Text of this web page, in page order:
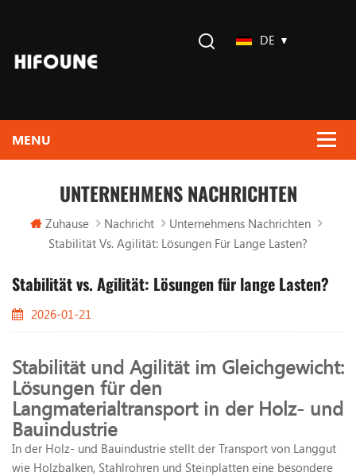
DE
UNTERNEHMENS NACHRICHTEN
Zuhause Nachricht
Unternehmens Nachrichten
Stabilität Vs. Agilität: Lösungen Für Lange Lasten?
Stabilität vs. Agilität: Lösungen für lange Lasten?
2026-01-21
Stabilität und Agilität im Gleichgewicht:
Lösungen für den
Langmaterialtransport in der Holz- und
Bauindustrie
In der Holz- und Bauindustrie stellt der Transport von Langgut
wie Holzbalken, Stahlrohren und Steinplatten eine besondere